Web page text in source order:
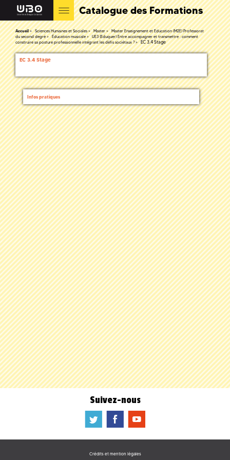
Catalogue des Formations
Accueil Sciences Humaines et Sociales Master
Master Enseignement et Education (M2E) Professorat
du second degré
Éducation musicale
UE3 (Eduquer) Entre accompagner et transmettre : comment
construire sa posture professionnelle intégrant les défis sociétaux ?
EC 3.4 Stage
EC 3.4 Stage
Infos pratiques
Suivez-nous
a b f
Crédits et mention légales